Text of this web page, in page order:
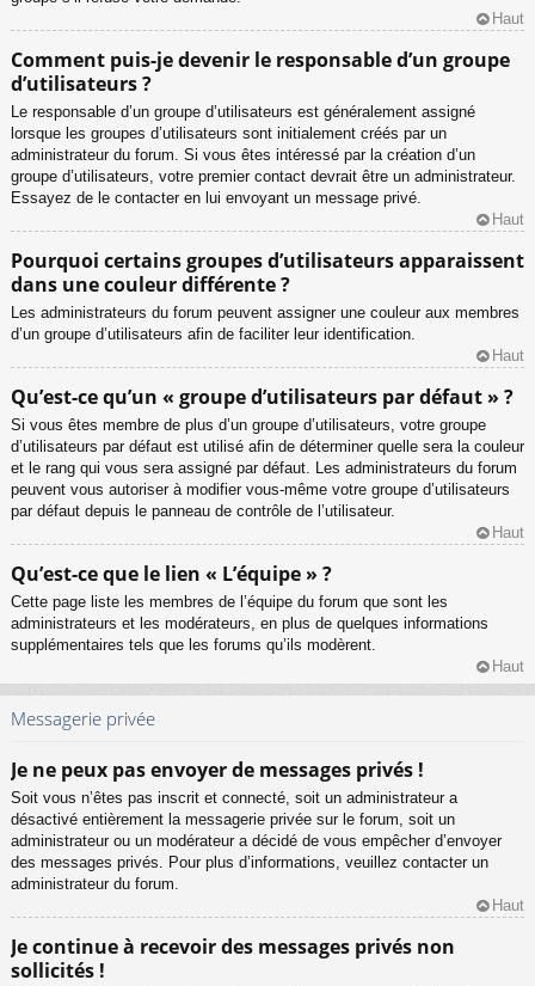
Haut
Comment puis-je devenir le responsable d’un groupe
d’utilisateurs ?
Le responsable d’un groupe d’utilisateurs est généralement assigné
lorsque les groupes d’utilisateurs sont initialement créés par un
administrateur du forum. Si vous êtes intéressé par la création d’un
groupe d’utilisateurs, votre premier contact devrait être un administrateur.
Essayez de le contacter en lui envoyant un message privé.
Haut
Pourquoi certains groupes d’utilisateurs apparaissent
dans une couleur différente ?
Les administrateurs du forum peuvent assigner une couleur aux membres
d’un groupe d’utilisateurs afin de faciliter leur identification.
Haut
Qu’est-ce qu’un « groupe d’utilisateurs par défaut » ?
Si vous êtes membre de plus d’un groupe d’utilisateurs, votre groupe
d’utilisateurs par défaut est utilisé afin de déterminer quelle sera la couleur
et le rang qui vous sera assigné par défaut. Les administrateurs du forum
peuvent vous autoriser à modifier vous-même votre groupe d’utilisateurs
par défaut depuis le panneau de contrôle de l’utilisateur.
Haut
Qu’est-ce que le lien « L’équipe » ?
Cette page liste les membres de l’équipe du forum que sont les
administrateurs et les modérateurs, en plus de quelques informations
supplémentaires tels que les forums qu’ils modèrent.
Haut
Messagerie privée
Je ne peux pas envoyer de messages privés !
Soit vous n’êtes pas inscrit et connecté, soit un administrateur a
désactivé entièrement la messagerie privée sur le forum, soit un
administrateur ou un modérateur a décidé de vous empêcher d’envoyer
des messages privés. Pour plus d’informations, veuillez contacter un
administrateur du forum.
Haut
Je continue à recevoir des messages privés non
sollicités !